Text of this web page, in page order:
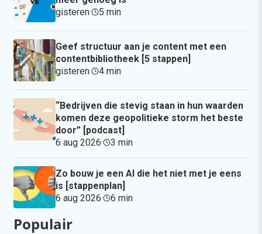
gisteren· 5 min·
Geef structuur aan je content met een
contentbibliotheek [5 stappen]
gisteren· 4 min·
“Bedrijven die stevig staan in hun waarden
komen deze geopolitieke storm het beste
door” [podcast]
6 aug 2026· 3 min·
Zo bouw je een AI die het niet met je eens
is [stappenplan]
6 aug 2026· 6 min·
Populair